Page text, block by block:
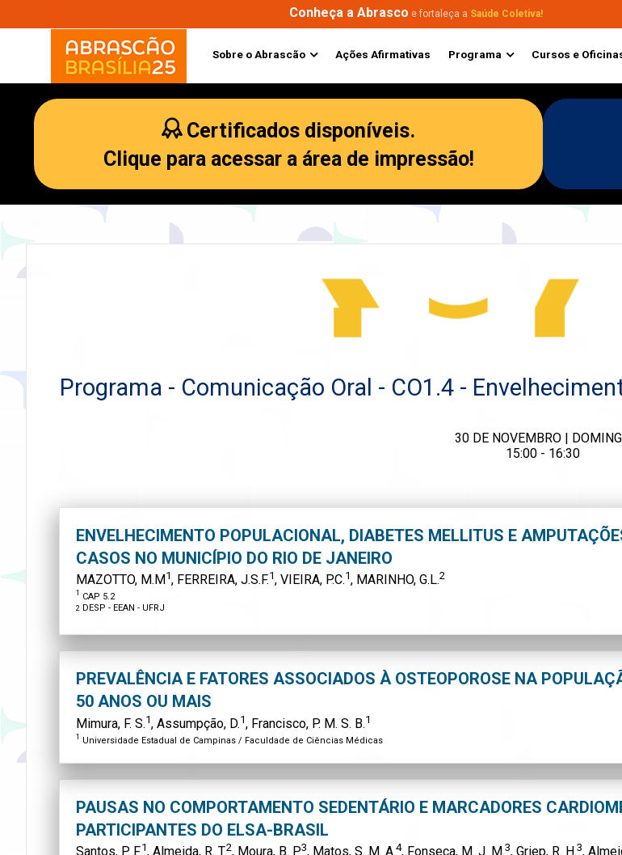
Conheça a Abrasco e fortaleça a Saúde Coletiva!
Sobre o Abrascão Ações Afirmativas Programa Cursos e
Certificados disponíveis.
Clique para acessar a área de impressão!
Programa - Comunicação Oral - CO1.4 -
30 DE NOVEMBRO |
15:00 - 16:30
ENVELHECIMENTO POPULACIONAL, DIABETES MELLITUS E
CASOS NO MUNICÍPIO DO RIO DE JANEIRO
MAZOTTO, M.M 1, FERREIRA, J.S.F.1, VIEIRA, P.C.1, MARINHO, G.L.2
1 CAP 5.2
2 DESP - EEAN - UFRJ
PREVALÊNCIA E FATORES ASSOCIADOS À OSTEOPOROSE NA
50 ANOS OU MAIS
Mimura, F. S.1, Assumpção, D.1, Francisco, P. M. S. B.1
1 Universidade Estadual de Campinas / Faculdade de Ciências Médicas
PAUSAS NO COMPORTAMENTO SEDENTÁRIO E MARCADORES
PARTICIPANTES DO ELSA-BRASIL
Santos, P. F.1, Almeida, R. T.2, Moura, B. P.3, Matos, S. M. A.4, Fonseca, M. J. M.3, Griep, R. H.3,